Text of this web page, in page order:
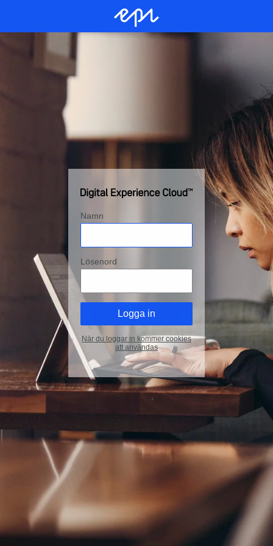
Namn
Lösenord
När du loggar in kommer cookies
att användas